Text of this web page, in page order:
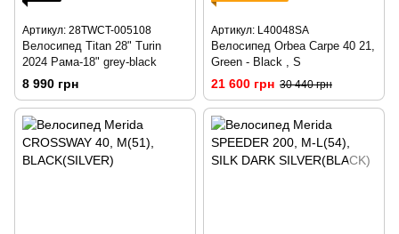
Артикул: 28TWCT-005108
Велосипед Titan 28" Turin
2024 Рама-18" grey-black
8 990 грн
Артикул: L40048SA
Велосипед Orbea Carpe 40 21,
Green - Black , S
21 600 грн 30 440 грн